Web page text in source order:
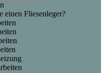
einen Fliesenleger?